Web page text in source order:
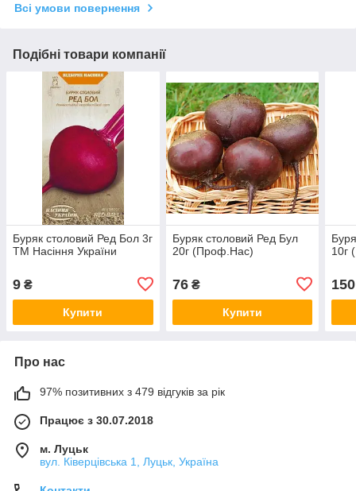
Всі умови повернення
Подібні товари компанії
Буряк столовий Ред Бол 3г
ТМ Насіння України
9 ₴
Купити
Буряк столовий Ред Бул
20г (Проф.Нас)
76₴
Купити
10г
150
Про нас
97% позитивних з 479 відгуків за рік
Працює з 30.07.2018
м. Луцьк
вул. Ківерцівська 1, Луцьк, Україна